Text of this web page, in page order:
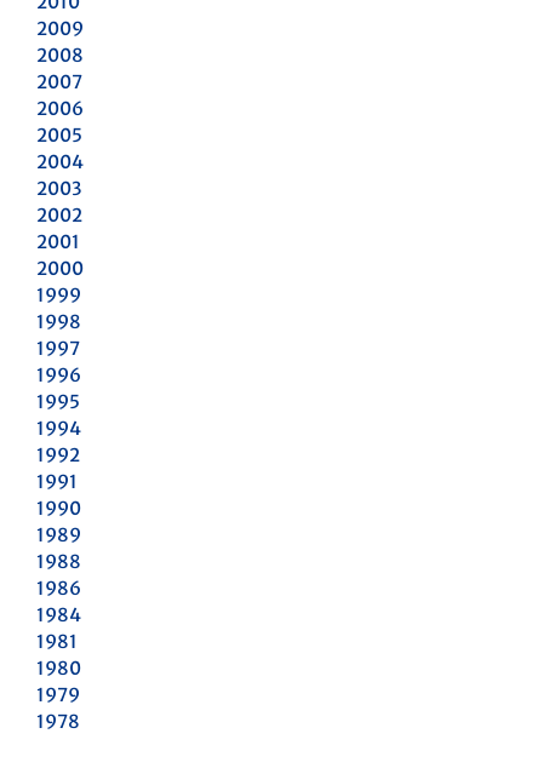
2009
2008
2007
2006
2005
2004
2003
2002
2001
2000
1999
1998
1997
1996
1995
1994
1992
1991
1990
1989
1988
1986
1984
1981
1980
1979
1978